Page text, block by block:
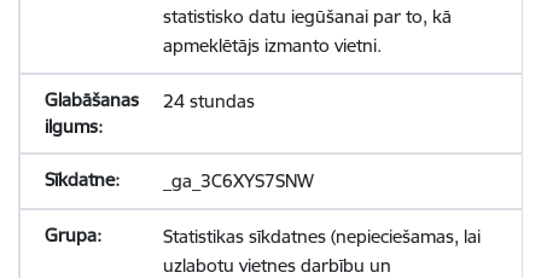
statistisko datu iegūšanai par to, kā
apmeklētājs izmanto vietni.
24 stundas
_ga_3C6XYS7SNW
Statistikas sīkdatnes (nepieciešamas, lai
uzlabotu vietnes darbību un